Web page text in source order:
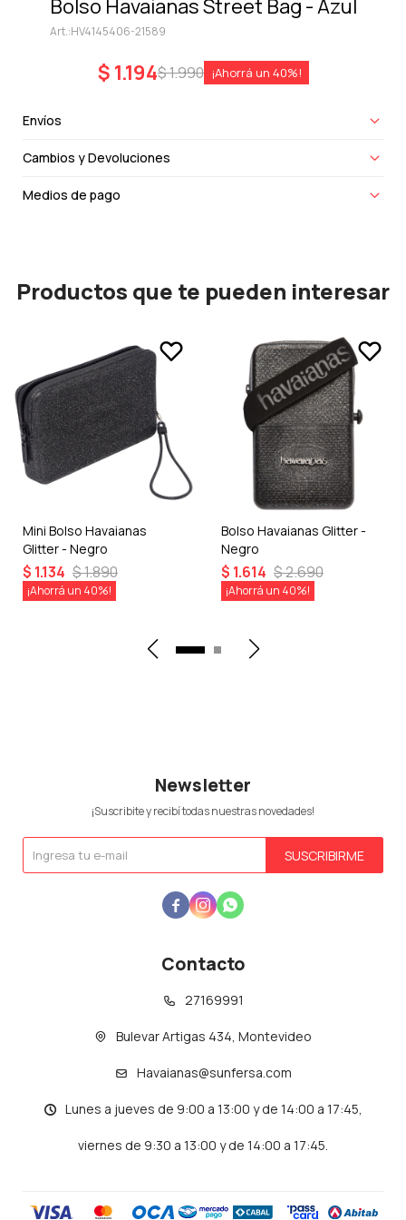
Bolso Havaianas Street Bag - Azul
HV4145406-21589
$ 1.194$1.990 40
Envíos
Cambios y Devoluciones
Medios de pago
Productos que te pueden interesar
Mini Bolso Havaianas
Glitter - Negro
$ 1.134 $1.890
40
Bolso Havaianas Glitter -
Negro
$ 1.614 $2.690
40
Contacto
27169991
Bulevar Artigas 434, Montevideo
Havaianas@sunfersa.com
Lunes a jueves de 9:00 a 13:00 y de 14:00 a 17:45,
viernes de 9:30 a 13:00 y de 14:00 a 17:45.
Newsletter
¡Suscribite y recibí todas nuestras novedades!
SUSCRIBIRME
  